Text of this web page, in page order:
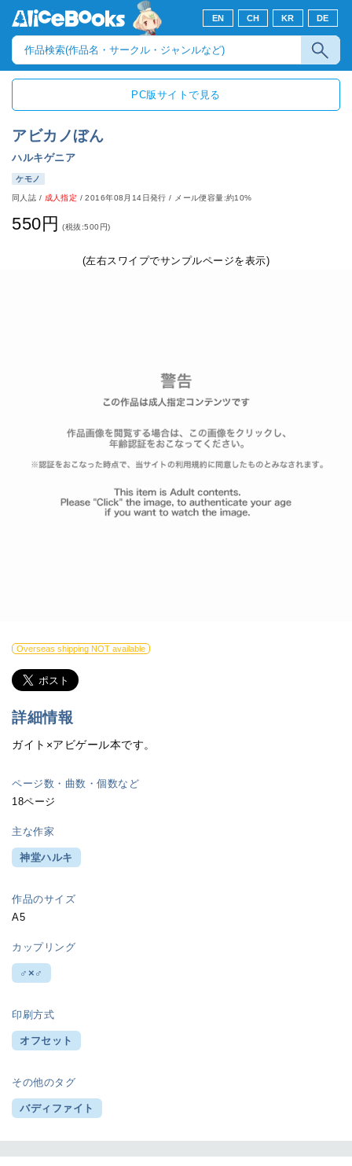
EN CH KR DE
PC版サイトで見る
アビカノぼん
ハルキゲニア
ケモノ
同人誌 / 成人指定 /2016年08月14日発行 / メール便容量:約10%
550円 (税抜:500円)
(左右スワイプでサンプルページを表示)
Overseas shipping NOT available
詳細情報
ガイト×アビゲール本です。
ページ数・曲数・個数など
18ページ
主な作家
神堂ハルキ
作品のサイズ
A5
カップリング
♂×♂
印刷方式
オフセット
その他のタグ
バディファイト